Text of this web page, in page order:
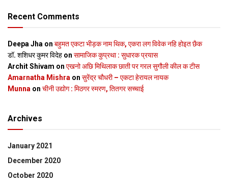
Recent Comments
Deepa Jha on बहुमत एकटा भीड़क नाम थिक, एकरा लग विवेक नहि होइत छैक
डॉ. शशिधर कुमर विदेह on सामाजिक कुप्रथा : सुधारक प्रयास
Archit Shivam on एखनो अछि मिथिलाक छाती पर गरल सुगौली कील क टीस
Amarnatha Mishra on सुरेंद्र चौधरी – एकटा हेरायल नायक
Munna on चीनी उद्योग : मिठगर स्‍मरण, तितगर सच्‍चाई
Archives
January 2021
December 2020
October 2020